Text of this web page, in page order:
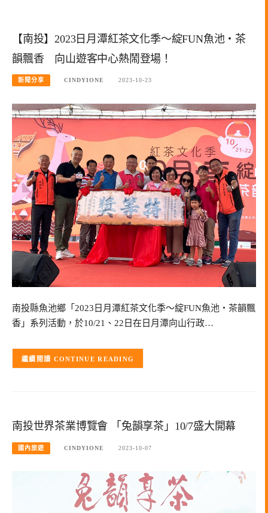
【南投】2023日月潭紅茶文化季～綻FUN魚池‧茶
韻飄香 向山遊客中心熱鬧登場！
新聞分享 CINDYIONE 2023-10-23
南投縣魚池鄉「2023日月潭紅茶文化季～綻FUN魚池‧茶韻飄
香」系列活動，於10/21、22日在日月潭向山行政…
CONTINUE READING
南投世界茶業博覽會 「兔韻享茶」10/7盛大開幕
國內旅遊 CINDYIONE 2023-10-07